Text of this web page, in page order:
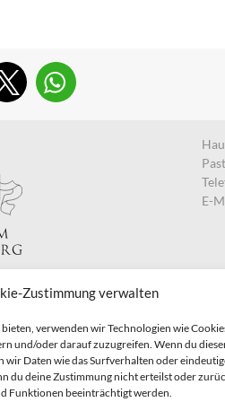
Zustimmung verwalten
verwenden wir Technologien wie
und/oder darauf zuzugreifen. Wenn du
wir Daten wie das Surfverhalten oder
du deine Zustimmung nicht erteilst oder
Funktionen beeinträchtigt werden.
E-